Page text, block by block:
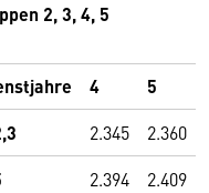
2, 3, 4, 5
4
5
2.345 2.360
2.394 2.409